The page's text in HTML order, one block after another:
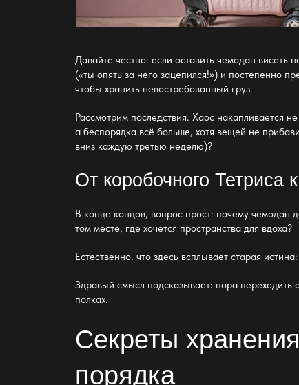
Давайте честно: если оставить чемодан висеть
(«ты опять за него зацепился!») и постепенно
чтобы хранить невостребованный груз.
Рассмотрим последствия. Хаос накапливается
а беспорядка всё больше, хотя вещей не
вниз каждую третью неделю)?
От коробочного
В конце концов, вопрос прост: почему чемодан
том месте, гдехочется пространства для вдоха?
Естественно, что здесь всплывает старая
Здравый смысл подсказывает: пора переходить
полках.
Секреты
порядка